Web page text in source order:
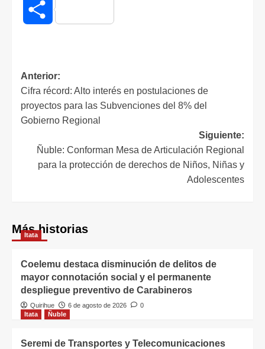
Compartir
Anterior:
Cifra récord: Alto interés en postulaciones de
proyectos para las Subvenciones del 8% del
Gobierno Regional
Siguiente:
Ñuble: Conforman Mesa de Articulación Regional
para la protección de derechos de Niños, Niñas y
Adolescentes
Más historias
Itata
Coelemu destaca disminución de delitos de
mayor connotación social y el permanente
despliegue preventivo de Carabineros
Quirihue 6 de agosto de 2026
0
Itata
Ñuble
Seremi de Transportes y Telecomunicaciones